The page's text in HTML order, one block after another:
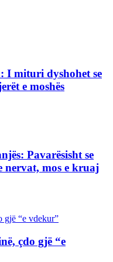
I mituri dyshohet se
e moshës
Pavarësisht se
nervat, mos e kruaj
çdo gjë “e